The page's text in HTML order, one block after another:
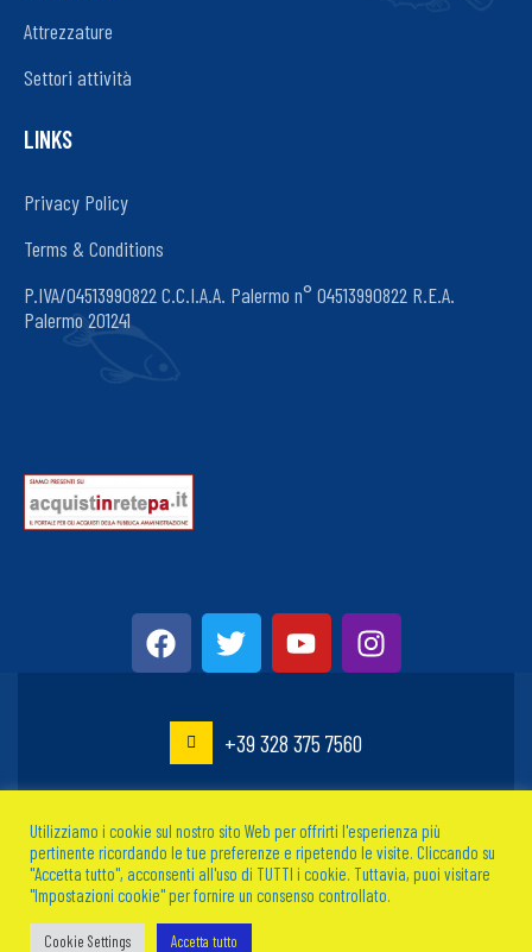
Attrezzature
Settori attività
LINKS
Privacy Policy
Terms & Conditions
P.IVA/04513990822 C.C.I.A.A. Palermo n° 04513990822 R.E.A.
Palermo 201241
+39 328 375 7560
info@atlantispalermo.com
Via dei Cantieri, 75 Banchina Molo Nord 90142 Palermo
Utilizziamo i cookie sul nostro sito Web per offrirti l'esperienza più
pertinente ricordando le tue preferenze e ripetendo le visite. Cliccando su
"Accetta tutto", acconsenti all'uso di TUTTI i cookie. Tuttavia, puoi visitare
"Impostazioni cookie" per fornire un consenso controllato.
Cookie Settings Accetta tutto